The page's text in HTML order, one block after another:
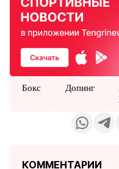
Бокс Допинг
КОММЕНТАРИИ